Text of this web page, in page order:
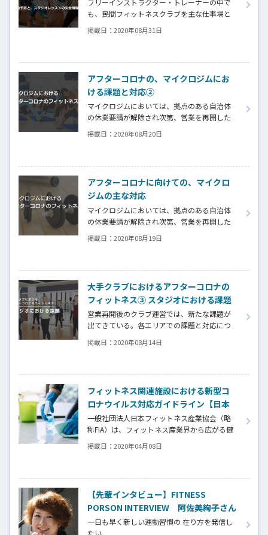
も、民間フィットネスクラブを主な仕事場と
しているグループレッスン指導者が、今回最も
大きい影響を受けたが、活動自粛期間中に、
り、指導者にとっては新たなチャンスも見え始
めている。
掲載日： 2020年08月31日
アフターコロナの、マイクロジムにお
ける課題と対応②
マイクロジムにおいては、拠点のある自治体
の休業要請が解除され次第、営業を再開した
ところが多く、5月中旬からアフターコロナの
フィットネスがスタートしている。
掲載日： 2020年08月20日
アフターコロナに向けての、マイクロ
ジムの主な対応
マイクロジムにおいては、拠点のある自治体
の休業要請が解除され次第、営業を再開した
ところが多く、5月中旬からアフターコロナの
フィットネスがスタートしている。
掲載日： 2020年08月19日
大手クラブにおけるアフターコロナの
フィットネス③ スタジオにおける課題
営業再開後のクラブ運営では、新たな課題が
出てきている。各エリアでの課題と対応につ
取材にご協力いただき、現状を共有いただい
掲載日： 2020年08月14日
フィットネス関連施設における新型コ
ロナウイルス対応ガイドライン【日本
フィットネス産業協会(FIA)】
一般社団法人日本フィットネス産業協会（略
称FIA）は、フィットネス産業界から広がる健
康被害と社会的・経済的混乱を抑えるため
に、フィットネス関連施設の利用者並びに運
新型コロナウイルス感染拡大を徹底的に防ぐ
運営ガイドラインを定めた（2020,03.03）
掲載日： 2020年04月08日
【先輩インタビュー】FITNESS
PORSON INTERVIEW 阿佐美絢子さん
一日も早く新しい運動習慣の 在り方を発信し